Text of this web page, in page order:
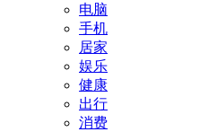
电脑
手机
居家
娱乐
健康
出行
消费